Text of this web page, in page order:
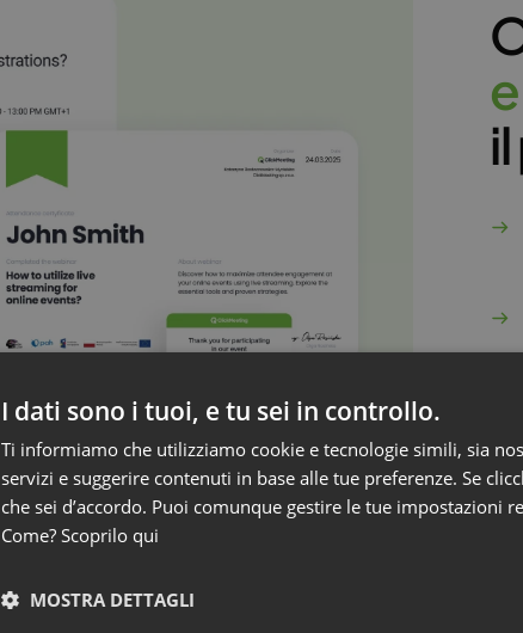
e
I dati sono i tuoi, e tu sei in controllo.
Ti informiamo che utilizziamo cookie e tecnologie simili, sia
servizi e suggerire contenuti in base alle tue preferenze. Se
che sei d’accordo. Puoi comunque gestire le tue impostazioni
Come? Scoprilo qui
MOSTRA DETTAGLI